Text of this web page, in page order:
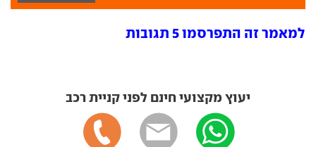
למאמר זה התפרסמו 5 תגובות
יעוץ מקצועי חינם לפני קניית רכב